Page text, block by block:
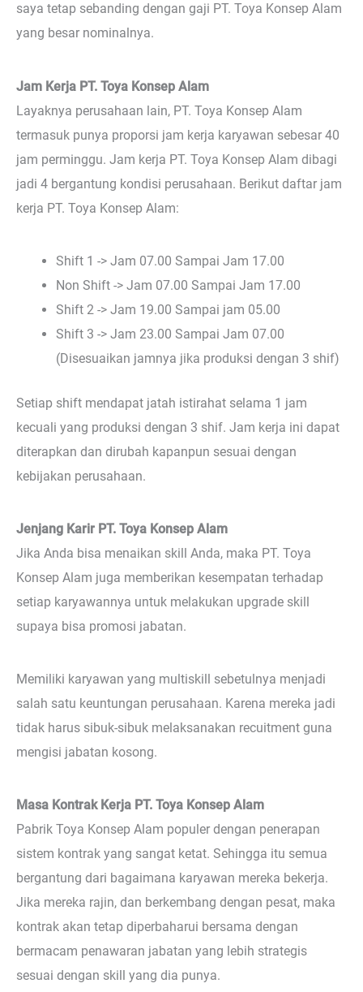
saya tetap sebanding dengan gaji PT. Toya Konsep Alam
yang besar nominalnya.
Jam Kerja PT. Toya Konsep Alam
Layaknya perusahaan lain, PT. Toya Konsep Alam
termasuk punya proporsi jam kerja karyawan sebesar 40
jam perminggu. Jam kerja PT. Toya Konsep Alam dibagi
jadi 4 bergantung kondisi perusahaan. Berikut daftar jam
kerja PT. Toya Konsep Alam:
Shift 1 -> Jam 07.00 Sampai Jam 17.00
Non Shift -> Jam 07.00 Sampai Jam 17.00
Shift 2 -> Jam 19.00 Sampai jam 05.00
Shift 3 -> Jam 23.00 Sampai Jam 07.00
(Disesuaikan jamnya jika produksi dengan 3 shif)
Setiap shift mendapat jatah istirahat selama 1 jam
kecuali yang produksi dengan 3 shif. Jam kerja ini dapat
diterapkan dan dirubah kapanpun sesuai dengan
kebijakan perusahaan.
Jenjang Karir PT. Toya Konsep Alam
Jika Anda bisa menaikan skill Anda, maka PT. Toya
Konsep Alam juga memberikan kesempatan terhadap
setiap karyawannya untuk melakukan upgrade skill
supaya bisa promosi jabatan.
Memiliki karyawan yang multiskill sebetulnya menjadi
salah satu keuntungan perusahaan. Karena mereka jadi
tidak harus sibuk-sibuk melaksanakan recuitment guna
mengisi jabatan kosong.
Masa Kontrak Kerja PT. Toya Konsep Alam
Pabrik Toya Konsep Alam populer dengan penerapan
sistem kontrak yang sangat ketat. Sehingga itu semua
bergantung dari bagaimana karyawan mereka bekerja.
Jika mereka rajin, dan berkembang dengan pesat, maka
kontrak akan tetap diperbaharui bersama dengan
bermacam penawaran jabatan yang lebih strategis
sesuai dengan skill yang dia punya.